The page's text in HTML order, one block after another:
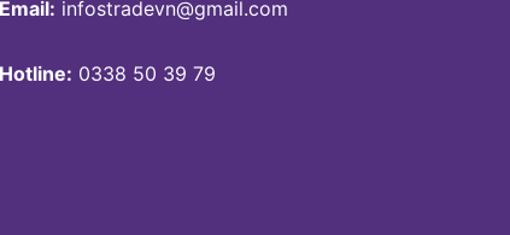
Email: infostradevn@gmail.com
Hotline: 0338 50 39 79